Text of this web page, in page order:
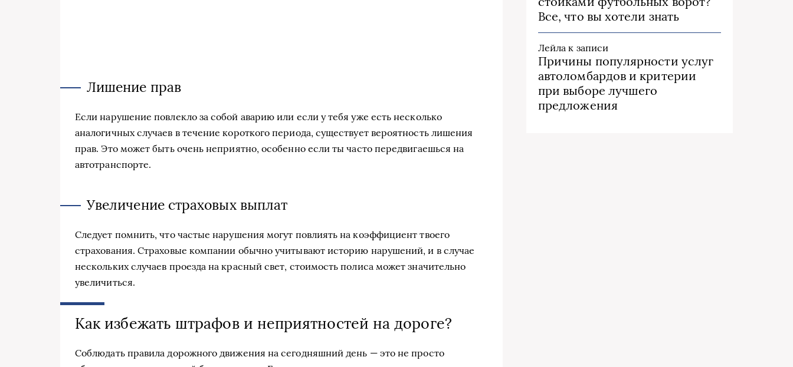
Лишение прав
Если нарушение повлекло за собой аварию или если у тебя уже есть несколько
аналогичных случаев в течение короткого периода, существует вероятность лишения
прав. Это может быть очень неприятно, особенно если ты часто передвигаешься на
автотранспорте.
Увеличение страховых выплат
Следует помнить, что частые нарушения могут повлиять на коэффициент твоего
страхования. Страховые компании обычно учитывают историю нарушений, и в случае
нескольких случаев проезда на красный свет, стоимость полиса может значительно
увеличиться.
Как избежать штрафов и неприятностей на дороге?
Соблюдать правила дорожного движения на сегодняшний день — это не просто
Все, что вы хотели знать
Лейла к записи
Причины популярности услуг
автоломбардов и критерии
при выборе лучшего
предложения